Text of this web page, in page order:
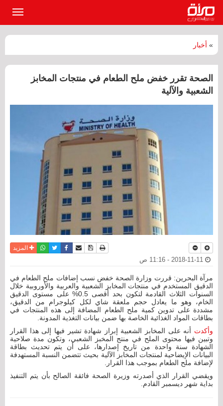
» أخبار
الصحة تقرر خفض ملح الطعام في منتجات المخابز
الشعبية والآلية
نسخة للطباعة
حفظ الموضوع
أرسل الى صديق
فيسبوكتويترواتسابالمزيد
مرآة البحرين: قررت وزارة الصحة خفض نسب إضافات ملح الطعام في
الدقيق المستخدم في منتجات المخابز الشعبية والعربية والأوروبية خلال
السنوات الثلاث القادمة لتكون بحد أقصى 0.5% على مستوى الدقيق
الخام، وهو ما يعادل حجم ملعقة شاي لكل كيلوجرام من الدقيق،
مشددة على تدوين كمية ملح الطعام المضافة إلى هذه المنتجات في
بطاقات المواد الغذائية الخاصة بها ضمن بيانات التغذية المدونة.
وأكدت أنه على المخابز الشعبية إبراز شهادة تشير فيها إلى هذا القرار
وتبين فيها محتوى الملح في منتج المخبز الشعبي، وتكون مدة صلاحية
الشهادة سنة واحدة من تاريخ إصدارها، على أن يتم تحديث بطاقة
البيانات الإيضاحية لمنتجات المخابز الآلية بحيث تتضمن النسبة المستهدفة
لإضافة ملح الطعام بموجب هذا القرار.
ويقضي القرار الذي أصدرته وزيرة الصحة فائقة الصالح بأن يتم التنفيذ
بداية شهر ديسمبر القادم.